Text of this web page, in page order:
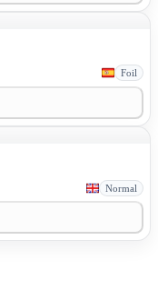
Foil
Normal